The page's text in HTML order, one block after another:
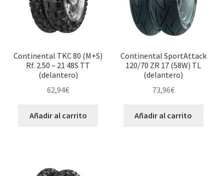
Continental TKC 80 (M+S)
Rf. 2.50 – 21 48S TT
(delantero)
62,94€
Añadir al carrito
Continental SportAttack
120/70 ZR 17 (58W) TL
(delantero)
73,96€
Añadir al carrito